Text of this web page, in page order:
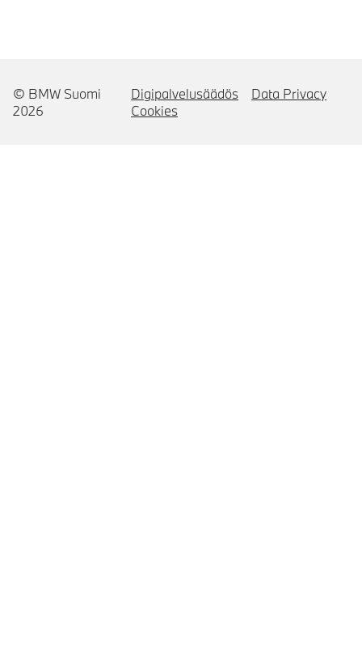
© BMW Suomi
2026
Digipalvelusäädös
Data Privacy
Cookies